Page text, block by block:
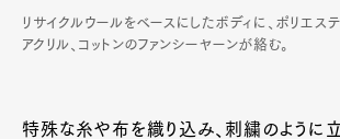
リサイクルウールをベースにしたボディに、ポリエステ
アクリル、コットンのファンシーヤーンが絡む。
特殊な糸や布を織り込み、刺繍のように